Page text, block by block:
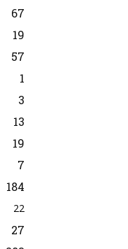
67
19
57
1
3
13
19
7
184
22
27